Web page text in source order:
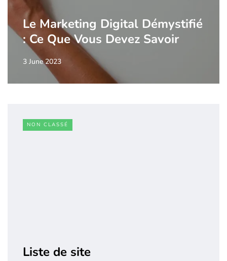
Le Marketing Digital Démystifié
: Ce Que Vous Devez Savoir
3 June 2023
NON CLASSÉ
Liste de site